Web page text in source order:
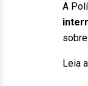
A
Leia